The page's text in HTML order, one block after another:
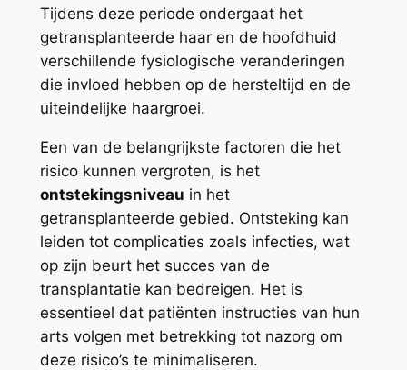
Tijdens deze periode ondergaat het
getransplanteerde haar en de hoofdhuid
verschillende fysiologische veranderingen
die invloed hebben op de hersteltijd en de
uiteindelijke haargroei.
Een van de belangrijkste factoren die het
risico kunnen vergroten, is het
ontstekingsniveau in het
getransplanteerde gebied. Ontsteking kan
leiden tot complicaties zoals infecties, wat
op zijn beurt het succes van de
transplantatie kan bedreigen. Het is
essentieel dat patiënten instructies van hun
arts volgen met betrekking tot nazorg om
deze risico’s te minimaliseren.